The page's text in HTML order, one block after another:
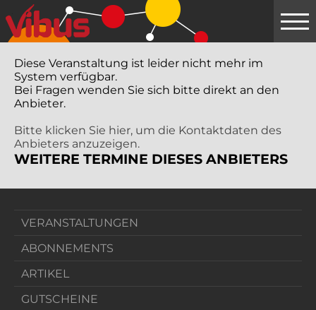
Springe
zum
Hauptinhalt
Diese Veranstaltung ist leider nicht mehr im
System verfügbar.
Bei Fragen wenden Sie sich bitte direkt an den
Anbieter.
Bitte klicken Sie hier, um die Kontaktdaten des
Anbieters anzuzeigen.
WEITERE TERMINE DIESES ANBIETERS
VERANSTALTUNGEN
ABONNEMENTS
ARTIKEL
GUTSCHEINE